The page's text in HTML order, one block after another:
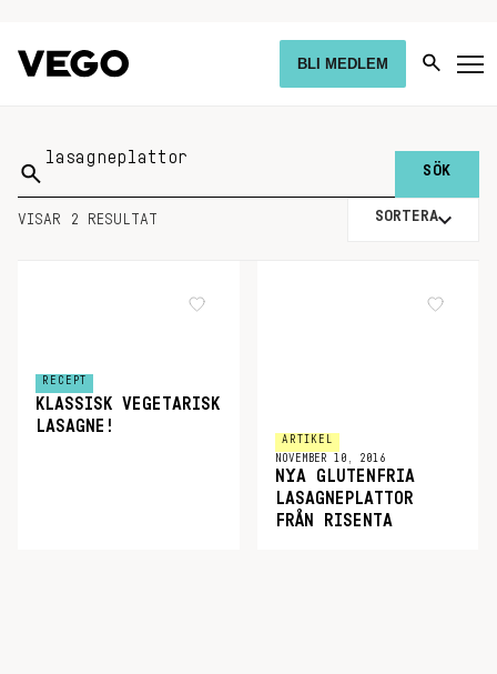
BLI MEDLEM
Sök
på:
VISAR 2 RESULTAT SORTERA
RECEPT
KLASSISK VEGETARISK
LASAGNE!
ARTIKEL
NOVEMBER 10, 2016
NYA GLUTENFRIA
LASAGNEPLATTOR
FRÅN RISENTA